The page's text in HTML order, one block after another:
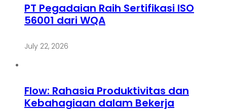
PT Pegadaian Raih Sertifikasi ISO
56001 dari WQA
July 22, 2026
Flow: Rahasia Produktivitas dan
Kebahagiaan dalam Bekerja